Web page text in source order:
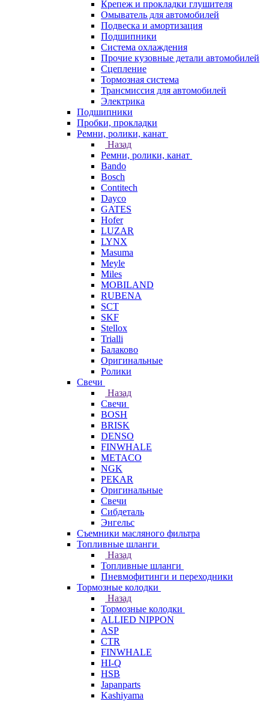
Крепеж и прокладки глушителя
Омыватель для автомобилей
Подвеска и амортизация
Подшипники
Система охлаждения
Прочие кузовные детали автомобилей
Сцепление
Тормозная система
Трансмиссия для автомобилей
Электрика
Подшипники
Пробки, прокладки
Ремни, ролики, канат
Назад
Ремни, ролики, канат
Bando
Bosch
Contitech
Dayco
GATES
Hofer
LUZAR
LYNX
Masuma
Meyle
Miles
MOBILAND
RUBENA
SCT
SKF
Stellox
Trialli
Балаково
Оригинальные
Ролики
Свечи
Назад
Свечи
BOSH
BRISK
DENSO
FINWHALE
METACO
NGK
PEKAR
Оригинальные
Свечи
Сибдеталь
Энгельс
Съемники масляного фильтра
Топливные шланги
Назад
Топливные шланги
Пневмофитинги и переходники
Тормозные колодки
Назад
Тормозные колодки
ALLIED NIPPON
ASP
CTR
FINWHALE
HI-Q
HSB
Japanparts
Kashiyama